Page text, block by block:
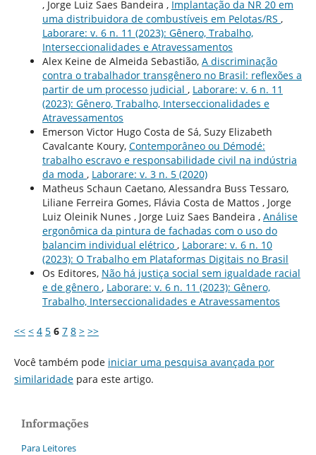
, Jorge Luiz Saes Bandeira , Implantação da NR 20 em
uma distribuidora de combustíveis em Pelotas/RS ,
Laborare: v. 6 n. 11 (2023): Gênero, Trabalho,
Interseccionalidades e Atravessamentos
Alex Keine de Almeida Sebastião, A discriminação
contra o trabalhador transgênero no Brasil: reflexões a
partir de um processo judicial , Laborare: v. 6 n. 11
(2023): Gênero, Trabalho, Interseccionalidades e
Atravessamentos
Emerson Victor Hugo Costa de Sá, Suzy Elizabeth
Cavalcante Koury, Contemporâneo ou Démodé:
trabalho escravo e responsabilidade civil na indústria
da moda , Laborare: v. 3 n. 5 (2020)
Matheus Schaun Caetano, Alessandra Buss Tessaro,
Liliane Ferreira Gomes, Flávia Costa de Mattos , Jorge
Luiz Oleinik Nunes , Jorge Luiz Saes Bandeira , Análise
ergonômica da pintura de fachadas com o uso do
balancim individual elétrico , Laborare: v. 6 n. 10
(2023): O Trabalho em Plataformas Digitais no Brasil
Os Editores, Não há justiça social sem igualdade racial
e de gênero , Laborare: v. 6 n. 11 (2023): Gênero,
Trabalho, Interseccionalidades e Atravessamentos
<< < 4 5 6 7 8 > >>
Você também pode iniciar uma pesquisa avançada por
similaridadepara este artigo.
Informações
Para Leitores